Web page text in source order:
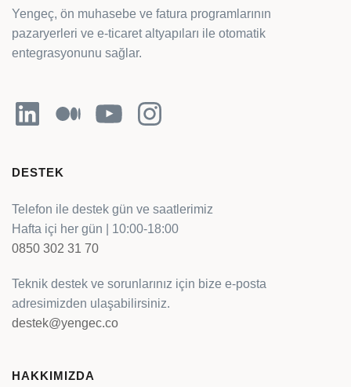
Yengeç, ön muhasebe ve fatura programlarının
pazaryerleri ve e-ticaret altyapıları ile otomatik
entegrasyonunu sağlar.
LinkedInOrta YouTubeInstagram
DESTEK
Telefon ile destek gün ve saatlerimiz
Hafta içi her gün | 10:00-18:00
0850 302 31 70
Teknik destek ve sorunlarınız için bize e-posta
adresimizden ulaşabilirsiniz.
destek@yengec.co
HAKKIMIZDA